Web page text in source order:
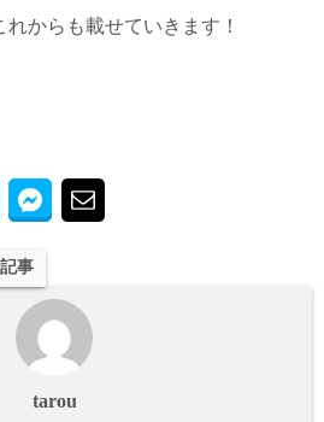
からも載せていきます！
事
tarou